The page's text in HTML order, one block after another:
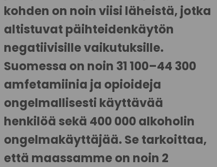
kohden on noin viisi läheistä, jotka
altistuvat päihteidenkäytön
negatiivisille vaikutuksille.
Suomessa on noin 31 100–44 300
amfetamiinia ja opioideja
ongelmallisesti käyttävää
henkilöä sekä 400 000 alkoholin
ongelmakäyttäjää. Se tarkoittaa,
että maassamme on noin 2